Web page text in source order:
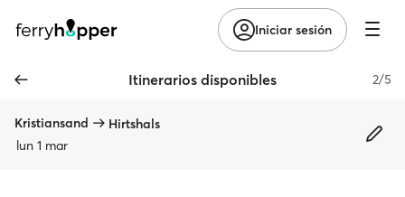
Iniciar sesión
Itinerarios disponibles 2/5
Kristiansand
Hirtshals
lun 1 mar